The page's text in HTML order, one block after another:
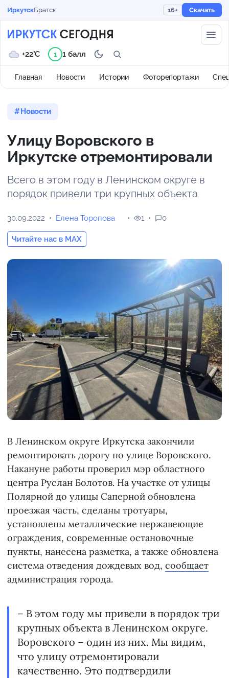
ИркутскБратск 16+ Скачать
Главная Новости Истории Фоторепортажи
+22°C 1 1 балл
Новости
Улицу Воровского в
Иркутске отремонтировали
Всего в этом году в Ленинском округе в
порядок привели три крупных объекта
30.09.2022 Елена Торопова
Читайте нас в MAX
1 0
В Ленинском округе Иркутска закончили
ремонтировать дорогу по улице Воровского.
Накануне работы проверил мэр областного
центра Руслан Болотов. На участке от улицы
Полярной до улицы Саперной обновлена
проезжая часть, сделаны тротуары,
установлены металлические нержавеющие
ограждения, современные остановочные
пункты, нанесена разметка, а также обновлена
система отведения дождевых вод, сообщает
администрация города.
­– В этом году мы привели в порядок три
крупных объекта в Ленинском округе.
Воровского – один из них. Мы видим,
что улицу отремонтировали
качественно. Это подтвердили